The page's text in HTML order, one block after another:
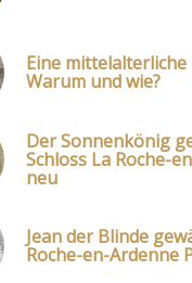
Eine mittelalterliche
Warum und wie?
Der Sonnenkönig
Schloss La Roche-
neu
Jean der Blinde
Roche-en-Ardenne